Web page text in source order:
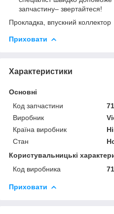
запчастину– звертайтеся!
Прокладка, впускний коллектор
Приховати
Характеристики
Основні
Код запчастини
Виробник
Країна виробник
Стан
Користувальницькі
Код виробника
Приховати